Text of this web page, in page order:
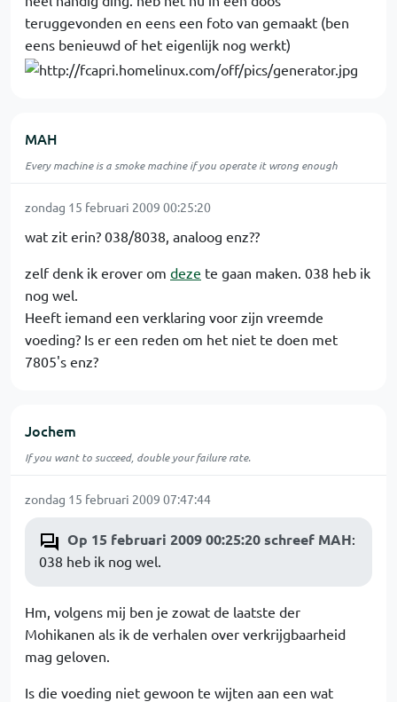
teruggevonden en eens een foto van gemaakt (ben
eens benieuwd of het eigenlijk nog werkt)
MAH
Every machine is a smoke machine if you operate it wrong enough
zondag 15 februari 2009 00:25:20
wat zit erin? 038/8038, analoog enz??
zelf denk ik erover om deze te gaan maken. 038 heb ik
nog wel.
Heeft iemand een verklaring voor zijn vreemde
voeding? Is er een reden om het niet te doen met
7805's enz?
Jochem
If you want to succeed, double your failure rate.
zondag 15 februari 2009 07:47:44
Op 15 februari 2009 00:25:20 schreef MAH:
038 heb ik nog wel.
Hm, volgens mij ben je zowat de laatste der
Mohikanen als ik de verhalen over verkrijgbaarheid
mag geloven.
Is die voeding niet gewoon te wijten aan een wat